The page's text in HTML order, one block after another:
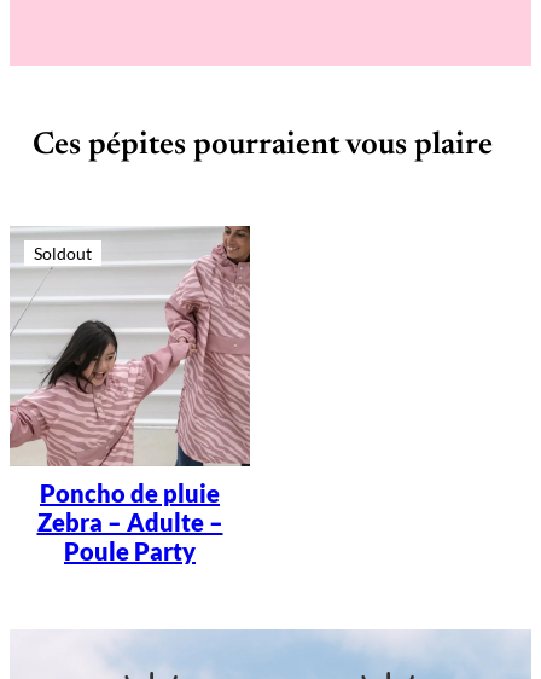
Ces pépites pourraient vous plaire
Soldout
Poncho de pluie
Zebra – Adulte –
Poule Party